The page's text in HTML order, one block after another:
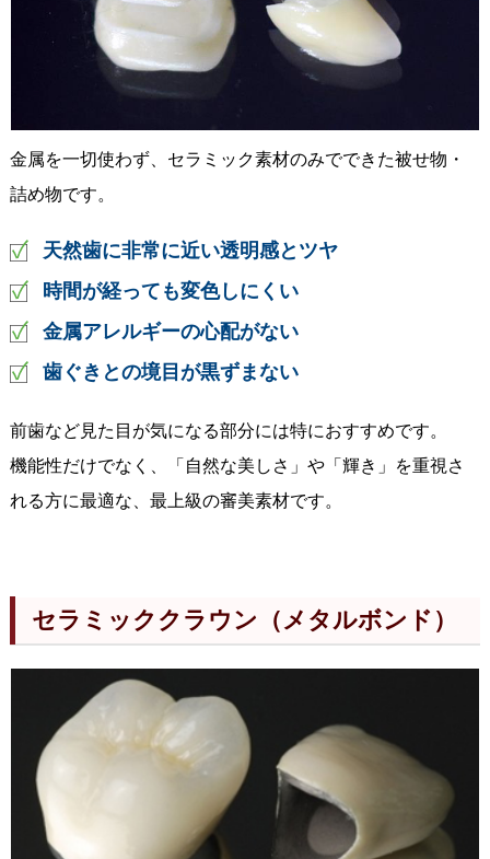
金属を一切使わず、セラミック素材のみでできた被せ物・
詰め物です。
天然歯に非常に近い透明感とツヤ
時間が経っても変色しにくい
金属アレルギーの心配がない
歯ぐきとの境目が黒ずまない
前歯など見た目が気になる部分には特におすすめです。
機能性だけでなく、「自然な美しさ」や「輝き」を重視さ
れる方に最適な、最上級の審美素材です。
セラミッククラウン（メタルボンド）